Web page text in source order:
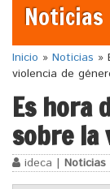
Noticias
Inicio » Noticias »
violencia de
Es hora
sobre la
ideca | Noticias